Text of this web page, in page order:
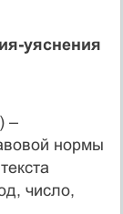
уяснения
–
нормы
число,